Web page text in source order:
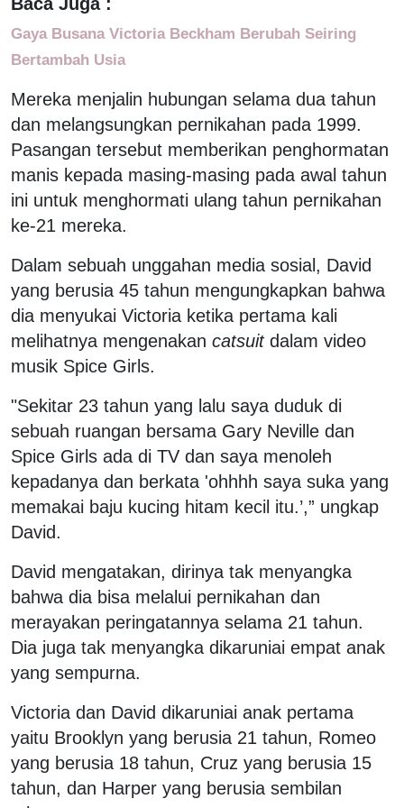
Gaya Busana Victoria Beckham Berubah Seiring
Bertambah Usia
Mereka menjalin hubungan selama dua tahun
dan melangsungkan pernikahan pada 1999.
Pasangan tersebut memberikan penghormatan
manis kepada masing-masing pada awal tahun
ini untuk menghormati ulang tahun pernikahan
ke-21 mereka.
Dalam sebuah unggahan media sosial, David
yang berusia 45 tahun mengungkapkan bahwa
dia menyukai Victoria ketika pertama kali
melihatnya mengenakan catsuitdalam video
musik Spice Girls.
"Sekitar 23 tahun yang lalu saya duduk di
sebuah ruangan bersama Gary Neville dan
Spice Girls ada di TV dan saya menoleh
kepadanya dan berkata 'ohhhh saya suka yang
memakai baju kucing hitam kecil itu.’,” ungkap
David.
David mengatakan, dirinya tak menyangka
bahwa dia bisa melalui pernikahan dan
merayakan peringatannya selama 21 tahun.
Dia juga tak menyangka dikaruniai empat anak
yang sempurna.
Victoria dan David dikaruniai anak pertama
yaitu Brooklyn yang berusia 21 tahun, Romeo
yang berusia 18 tahun, Cruz yang berusia 15
tahun, dan Harper yang berusia sembilan